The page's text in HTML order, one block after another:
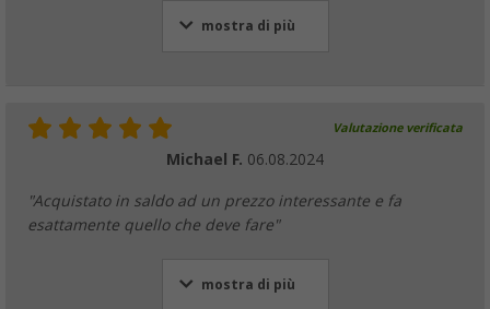
mostra di più
Valutazione verificata
Michael F. 06.08.2024
"Acquistato in saldo ad un prezzo interessante e fa
esattamente quello che deve fare"
mostra di più